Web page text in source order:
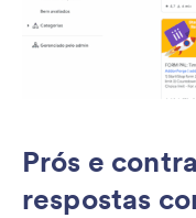
Prós e
respostas